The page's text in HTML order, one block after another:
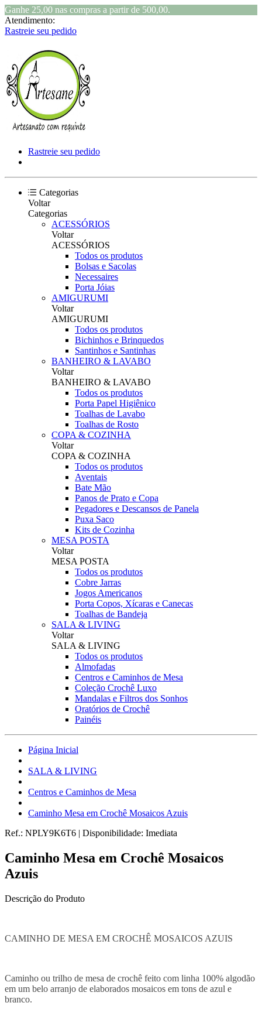
Ganhe 25,00 nas compras a partir de 500,00.
Atendimento:
Rastreie seu pedido
Rastreie seu pedido
Categorias
Voltar
Categorias
ACESSÓRIOS
Voltar
ACESSÓRIOS
Todos os produtos
Bolsas e Sacolas
Necessaires
Porta Jóias
AMIGURUMI
Voltar
AMIGURUMI
Todos os produtos
Bichinhos e Brinquedos
Santinhos e Santinhas
BANHEIRO & LAVABO
Voltar
BANHEIRO & LAVABO
Todos os produtos
Porta Papel Higiênico
Toalhas de Lavabo
Toalhas de Rosto
COPA & COZINHA
Voltar
COPA & COZINHA
Todos os produtos
Aventais
Bate Mão
Panos de Prato e Copa
Pegadores e Descansos de Panela
Puxa Saco
Kits de Cozinha
MESA POSTA
Voltar
MESA POSTA
Todos os produtos
Cobre Jarras
Jogos Americanos
Porta Copos, Xícaras e Canecas
Toalhas de Bandeja
SALA & LIVING
Voltar
SALA & LIVING
Todos os produtos
Almofadas
Centros e Caminhos de Mesa
Coleção Crochê Luxo
Mandalas e Filtros dos Sonhos
Oratórios de Crochê
Painéis
Página Inicial
SALA & LIVING
Centros e Caminhos de Mesa
Caminho Mesa em Crochê Mosaicos Azuis
Ref.: NPLY9K6T6 | Disponibilidade: Imediata
Caminho Mesa em Crochê Mosaicos
Azuis
Descrição do Produto
CAMINHO DE MESA EM CROCHÊ MOSAICOS AZUIS
Caminho ou trilho de mesa de crochê feito com linha 100% algodão
em um belo arranjo de elaborados mosaicos em tons de azul e
branco.